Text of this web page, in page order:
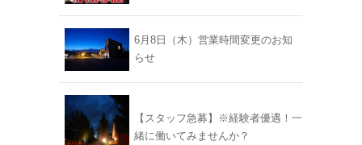
6月8日（木）営業時間変更のお知
らせ
【スタッフ急募】※経験者優遇！一
緒に働いてみませんか？